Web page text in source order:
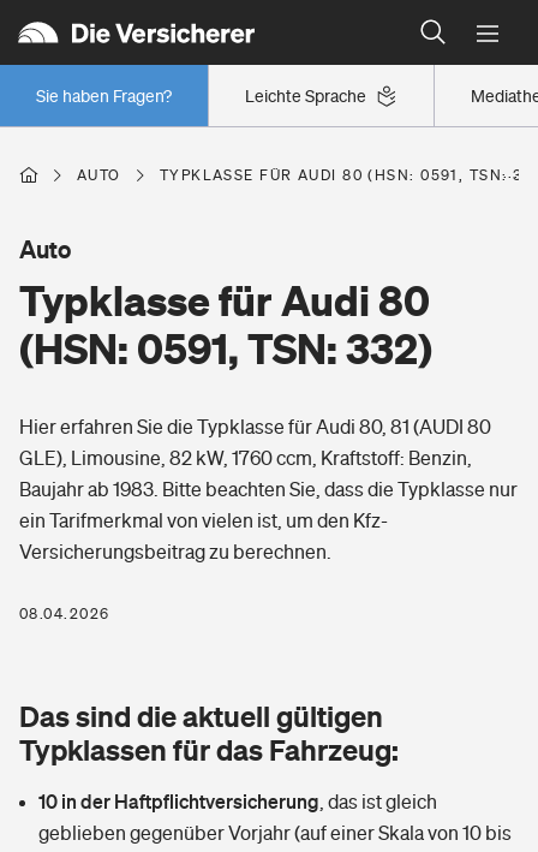
Leichte Sprache
Sie haben Fragen?
Wer versichert was: Jetzt Versicherer finden
Regionalklassen: So ist Ihre Region eingestuft
Wer versichert was: Jetzt Versicherer finden
Berufsunfähigkeitsversicherung
Erwerbsunfähigkeitsversicherung
Grundfähigkeitsversicherung
Arbeitsrechtsschutz
Berufshaftpflichtversicherung
Zur Übersicht
Tools
Wohnen
Glasversicherung
Freizeit
Pri­vate Haft­pflicht­
Kinderunfall­ver­si­che­rung
Kinderinvalidität
Gesundheit
Private Krankenversicherung
Dread-Disease-Versicherung
Tierkrankenversicherung
AUTO TYPKLASSE FÜR AUDI 80 (HSN: 0591, TSN:
Typklasse für Audi 80
(HSN: 0591, TSN: 332)
Auto
Hier erfahren Sie die Typklasse für Audi 80, 81 (AUDI 80
GLE), Limousine, 82 kW, 1760 ccm, Kraftstoff: Benzin,
Baujahr ab 1983. Bitte beachten Sie, dass die Typklasse nur
ein Tarifmerkmal von vielen ist, um den Kfz-
Versicherungsbeitrag zu berechnen.
08.04.2026
Das sind die aktuell gültigen
Typklassen für das Fahrzeug:
10 in der Haftpflichtversicherung das ist gleich
geblieben gegenüber Vorjahr (auf einer Skala von 10 bis